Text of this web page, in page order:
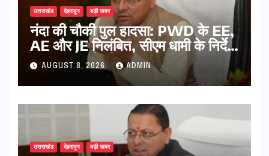
उत्तराखंड देहरादून बड़ी खबर
नंदा की चौकी पुल हादसा: PWD के EE,
AE और JE निलंबित, सीएम धामी के निर्देश
पर सख्त कार्रवाई
AUGUST 8, 2026 ADMIN
उत्तराखंड देहरादून बड़ी खबर